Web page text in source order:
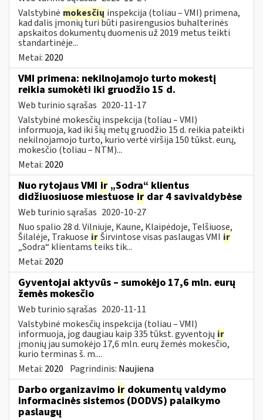
Valstybinė mokesčių inspekcija (toliau – VMI) primena,
kad dalis įmonių turi būti pasirengusios buhalterinės
apskaitos dokumentų duomenis už 2019 metus teikti
standartinėje...
Metai: 2020
VMI primena: nekilnojamojo turto mokestį
reikia sumokėti iki gruodžio 15 d.
Web turinio sąrašas 2020-11-17
Valstybinė mokesčių inspekcija (toliau – VMI)
informuoja, kad iki šių metų gruodžio 15 d. reikia pateikti
nekilnojamojo turto, kurio vertė viršija 150 tūkst. eurų,
mokesčio (toliau – NTM)...
Metai: 2020
Nuo rytojaus VMI ir „Sodra“ klientus
didžiuosiuose miestuose ir dar 4 savivaldybėse
Web turinio sąrašas 2020-10-27
Nuo spalio 28 d. Vilniuje, Kaune, Klaipėdoje, Telšiuose,
Šilalėje, Trakuose irŠirvintose visas paslaugas VMI ir
„Sodra“ klientams teiks tik...
Metai: 2020
Gyventojai aktyvūs – sumokėjo 17,6 mln. eurų
žemės mokesčio
Web turinio sąrašas 2020-11-11
Valstybinė mokesčių inspekcija (toliau – VMI)
informuoja, jog daugiau kaip 335 tūkst. gyventojų ir
įmonių jau sumokėjo 17,6 mln. eurų žemės mokesčio,
kurio terminas š. m....
Metai: 2020 Pagrindinis: Naujiena
Darbo organizavimo ir dokumentų valdymo
informacinės sistemos (DODVS) palaikymo
paslaugų